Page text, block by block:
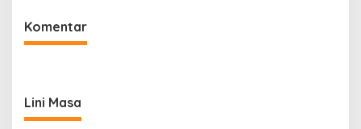
Komentar
Lini Masa